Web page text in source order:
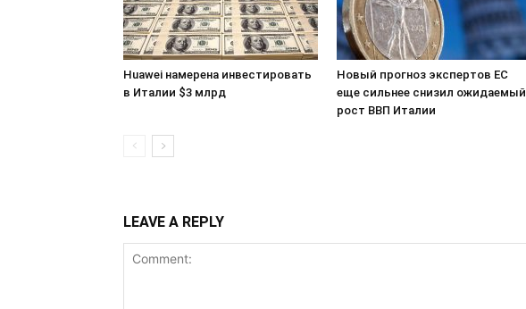
Huawei намерена инвестировать
в Италии $3 млрд
Новый прогноз экспертов ЕС
еще сильнее снизил ожидаемый
рост ВВП Италии
LEAVE A REPLY